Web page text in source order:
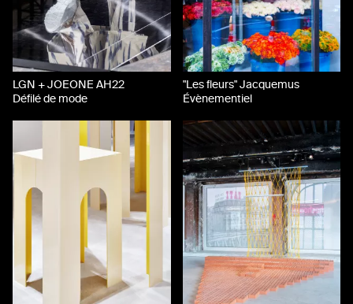
LGN + JOEONE AH22
Défilé de mode
"Les fleurs" Jacquemus
Évènementiel